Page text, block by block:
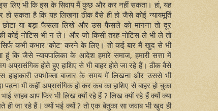
लिए भी कि इस के सिवाय मैं कुछ और कर नहीं सकता। हां, यह
हो सकता है कि यह लिखना ठीक वैसे ही हो जैसे कोई न्यायमूर्ति
छोटा या बड़ा फैसला लिखे और उस फैसले को मानना तो दूर
कोई नोटिस भी न ले। और जो किसी तरह नोटिस ले भी ले तो
कभी कभार ‘कोट’ करने के लिए। तो कई बार मैं खुद से भी
हूं कि जैसे न्यायपालिका के आदेश हमारे समाज, हमारी सत्ता में
अप्रासंगिक होते हुए हाशिए से भी बाहर होते जा रहे हैं। ठीक वैसे
हाहाकारी उपभोक्ता बाजार के समय में लिखना और उससे भी
पढ़ना भी कहीं अप्रासंगिक हो कर कब का हाशिए से बाहर हो चुका
भाई साहब आप फिर भी लिख क्यों रहे हैं ? लिख क्यों रहे हैं क्यों क्या
ही जा रहे हैं ! क्यों भई क्यों ? तो एक बेतुका सा जवाब भी खुद ही